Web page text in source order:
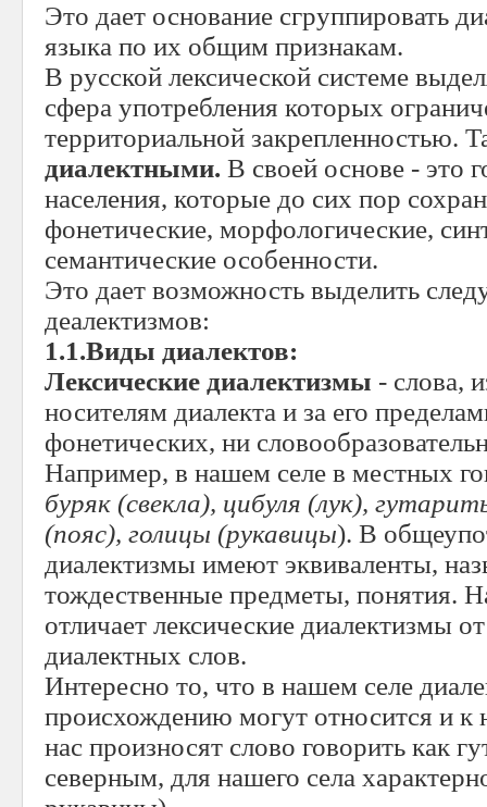
Это дает основание сгруппировать
языка по их общим признакам.
В русской лексической системе
сфера употребления которых
территориальной закрепленностью.
диалектными. В своей основе - это
населения, которые до сих пор
фонетические, морфологические,
семантические особенности.
Это дает возможность выделить
деалектизмов:
1.1.Виды диалектов:
Лексические диалектизмы - слова,
носителям диалекта и за его
фонетических, ни
Например, в нашем селе в местных
буряк (свекла), цибуля (лук),
(пояс), голицы (рукавицы). В
диалектизмы имеют эквиваленты,
тождественные предметы, понятия.
отличает лексические диалектизмы
диалектных слов.
Интересно то, что в нашем селе
происхождению могут относится и к
нас произносят слово говорить как
северным, для нашего села